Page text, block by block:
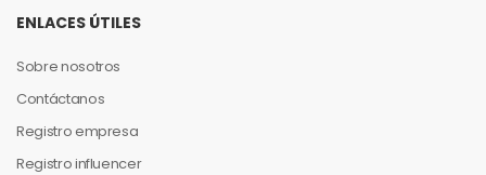
ENLACES ÚTILES
Sobre nosotros
Contáctanos
Registro empresa
Registro influencer